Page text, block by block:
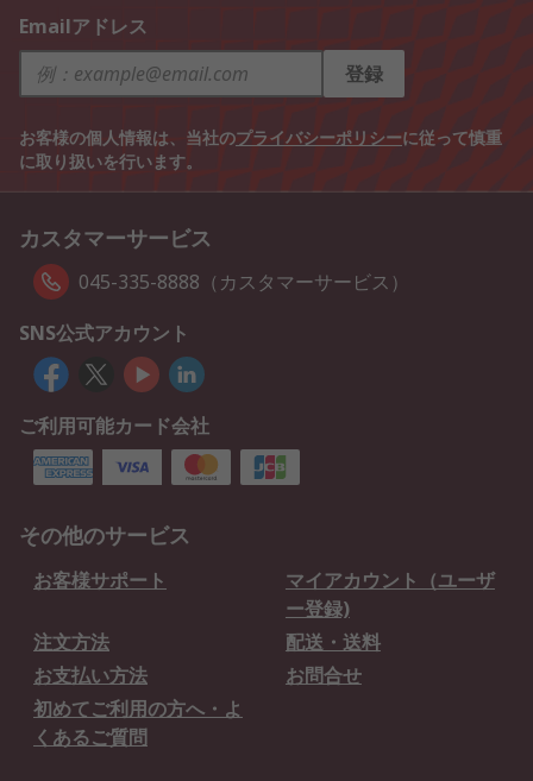
Emailアドレス
登録
お客様の個人情報は、当社のプライバシーポリシーに従って慎重
に取り扱いを行います。
カスタマーサービス
045-335-8888（カスタマーサービス）
SNS公式アカウント
ご利用可能カード会社
その他のサービス
お客様サポート
マイアカウント（ユーザ
ー登録)
注文方法
配送・送料
お支払い方法
お問合せ
初めてご利用の方へ・よ
くあるご質問